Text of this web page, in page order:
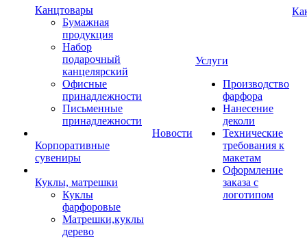
Канцтовары
Бумажная
продукция
Набор
подарочный
канцелярский
Офисные
принадлежности
Письменные
принадлежности
Корпоративные
сувениры
Куклы, матрешки
Куклы
фарфоровые
Матрешки,куклы
дерево
Новости
Услуги
Производство
фарфора
Нанесение
деколи
Технические
требования к
макетам
Оформление
заказа с
логотипом